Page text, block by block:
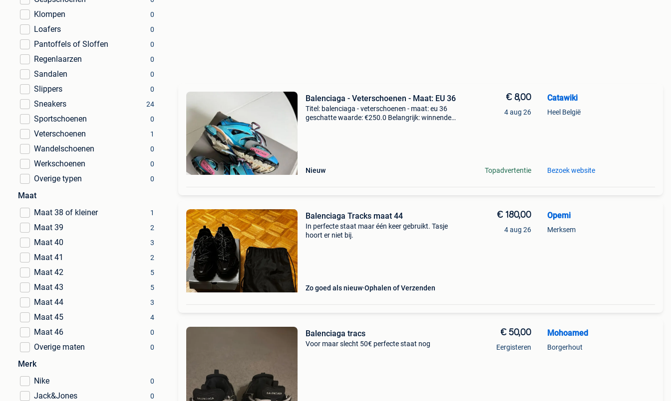
Klompen 0
Loafers 0
Pantoffels of Sloffen 0
Regenlaarzen 0
Sandalen 0
Slippers 0
Sneakers 24
Sportschoenen 0
Veterschoenen 1
Wandelschoenen 0
Werkschoenen 0
Overige typen 0
Maat
Maat 38 of kleiner
1
Maat 39 2
Maat 40 3
Maat 41 2
Maat 42 5
Maat 43 5
Maat 44 3
Maat 45 4
Maat 46 0
Overige maten 0
Merk
Nike
0
Jack&Jones 0
Balenciaga - Veterschoenen - Maat: EU 36
Titel: balenciaga - veterschoenen - maat: eu 36
geschatte waarde: €250.0 Belangrijk: winnende
Nieuw
€ 8,00
4 aug 26
Topadvertentie
Catawiki
Heel België
Bezoek website
Balenciaga Tracks maat 44
In perfecte staat maar één keer gebruikt. Tasje
hoort er niet bij.
Zo goed als nieuw Ophalen of Verzenden
€ 180,00
4 aug 26
Opemi
Merksem
Balenciaga tracs
Voor maar slecht 50€ perfecte staat nog
€ 50,00
Eergisteren
Mohoamed
Borgerhout